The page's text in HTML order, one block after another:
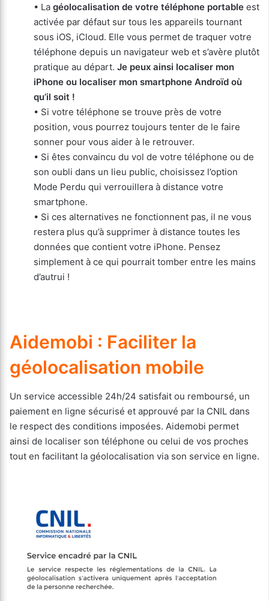
• La géolocalisation de votre téléphone portable est
activée par défaut sur tous les appareils tournant
sous iOS, iCloud. Elle vous permet de traquer votre
téléphone depuis un navigateur web et s’avère plutôt
pratique au départ. Je peux ainsi localiser mon
iPhone ou localiser mon smartphone Androïd où
qu’il soit !
• Si votre téléphone se trouve près de votre
position, vous pourrez toujours tenter de le faire
sonner pour vous aider à le retrouver.
• Si êtes convaincu du vol de votre téléphone ou de
son oubli dans un lieu public, choisissez l’option
Mode Perdu qui verrouillera à distance votre
smartphone.
• Si ces alternatives ne fonctionnent pas, il ne vous
restera plus qu’à supprimer à distance toutes les
données que contient votre iPhone. Pensez
simplement à ce qui pourrait tomber entre les mains
d’autrui !
Aidemobi : Faciliter la
géolocalisation mobile
Un service accessible 24h/24 satisfait ou remboursé, un
paiement en ligne sécurisé et approuvé par la CNIL dans
le respect des conditions imposées. Aidemobi permet
ainsi de localiser son téléphone ou celui de vos proches
tout en facilitant la géolocalisation via son service en ligne.